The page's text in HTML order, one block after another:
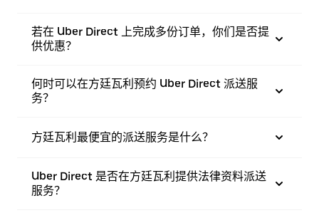
若在 Uber Direct 上完成多份订单，你们是否提
供优惠？
何时可以在方廷瓦利预约 Uber Direct 派送服
务？
方廷瓦利最便宜的派送服务是什么？
Uber Direct 是否在方廷瓦利提供法律资料派送
服务？